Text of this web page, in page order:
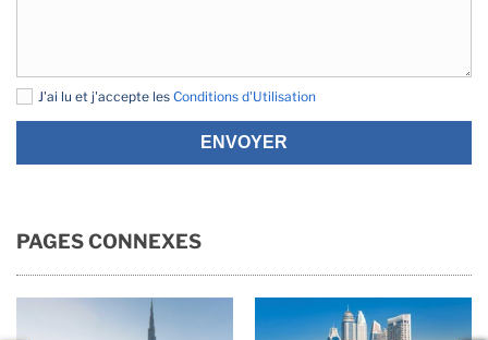
J'ai lu et j'accepte les Conditions d'Utilisation
ENVOYER
PAGES CONNEXES